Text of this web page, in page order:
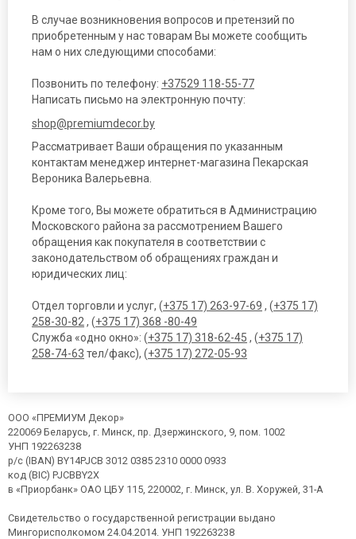
В случае возникновения вопросов и претензий по
приобретенным у нас товарам Вы можете сообщить
нам о них следующими способами:
Позвонить по телефону: +37529 118-55-77
Написать письмо на электронную почту:
shop@premiumdecor.by
Рассматривает Ваши обращения по указанным
контактам менеджер интернет-магазина Пекарская
Вероника Валерьевна.
Кроме того, Вы можете обратиться в Администрацию
Московского района за рассмотрением Вашего
обращения как покупателя в соответствии с
законодательством об обращениях граждан и
юридических лиц:
Отдел торговли и услуг, (+375 17) 263-97-69 , (+375 17)
258-30-82, (+375 17) 368 -80-49
Служба «одно окно»: (+375 17) 318-62-45 , (+375 17)
258-74-63 тел/факс), (+375 17) 272-05-93
ООО «ПРЕМИУМ Декор»
220069 Беларусь, г. Минск, пр. Дзержинского, 9, пом. 1002
УНП 192263238
р/с (IBAN) BY14PJCB 3012 0385 2310 0000 0933
код (BIC) PJCBBY2X
в «Приорбанк» ОАО ЦБУ 115, 220002, г. Минск, ул. В. Хоружей, 31-А
Свидетельство о государственной регистрации выдано
Мингорисполкомом 24.04.2014. УНП 192263238